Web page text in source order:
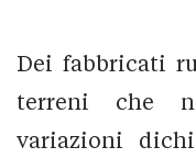
Dei fabbricati
terreni che
variazioni